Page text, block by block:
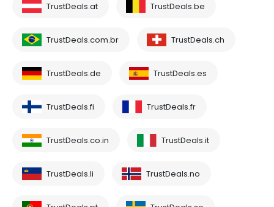
TrustDeals.at TrustDeals.be
TrustDeals.com.br TrustDeals.ch
TrustDeals.de TrustDeals.es
TrustDeals.fi TrustDeals.fr
TrustDeals.co.in TrustDeals.it
TrustDeals.li TrustDeals.no